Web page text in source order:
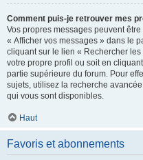
Comment puis-je retrouver mes
Vos propres messages peuvent
« Afficher vos messages » dans le
cliquant sur le lien « Rechercher
votre propre profil ou soit en
partie supérieure du forum. Pour
sujets, utilisez la recherche
qui vous sont disponibles.
Haut
Favoris et abonnements